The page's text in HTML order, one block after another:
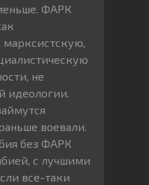
ФАРК
не
идеологии.
воевали.
без ФАРК
с лучшими
все-таки